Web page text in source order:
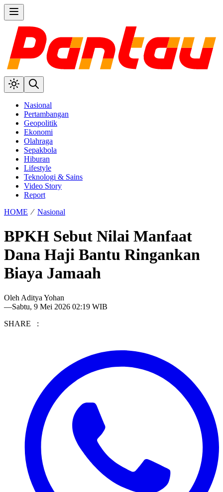
Nasional
Pertambangan
Geopolitik
Ekonomi
Olahraga
Sepakbola
Hiburan
Lifestyle
Teknologi & Sains
Video Story
Report
HOME ⁄ Nasional
BPKH Sebut Nilai Manfaat
Dana Haji Bantu Ringankan
Biaya Jamaah
Oleh Aditya Yohan
—Sabtu, 9 Mei 2026 02:19 WIB
SHARE :